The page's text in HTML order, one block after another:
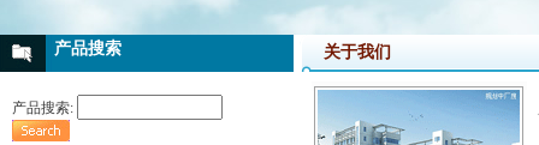
产品搜索
产品搜索:
关于我们